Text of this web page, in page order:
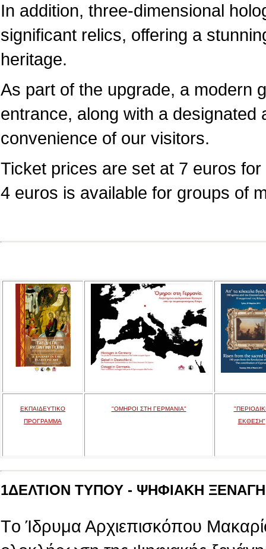
In addition, three-dimensional
significant relics, offering a
heritage.
As part of the upgrade, a modern
entrance, along with a
convenience of our visitors.
Ticket prices are set at 7 euros
4 euros is available for groups of
ΕΚΠΑΙΔΕΥΤΙΚΟ
ΠΡΟΓΡΑΜΜΑ
"ΟΜΗΡΟΙ ΣΤΗ ΓΕΡΜΑΝΙΑ"
ΕΚΘΕΣΗ"
1ΔΕΛΤΙΟΝ ΤΥΠΟΥ - ΨΗΦΙΑΚΗ
Tο Ίδρυμα Αρχιεπισκόπου